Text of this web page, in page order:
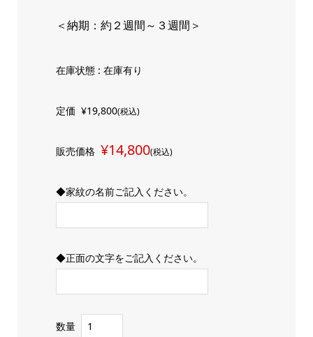
＜納期：約２週間～３週間＞
在庫状態 : 在庫有り
定価 ¥19,800(税込)
販売価格 ¥14,800(税込)
◆家紋の名前ご記入ください。
◆正面の文字をご記入ください。
数量